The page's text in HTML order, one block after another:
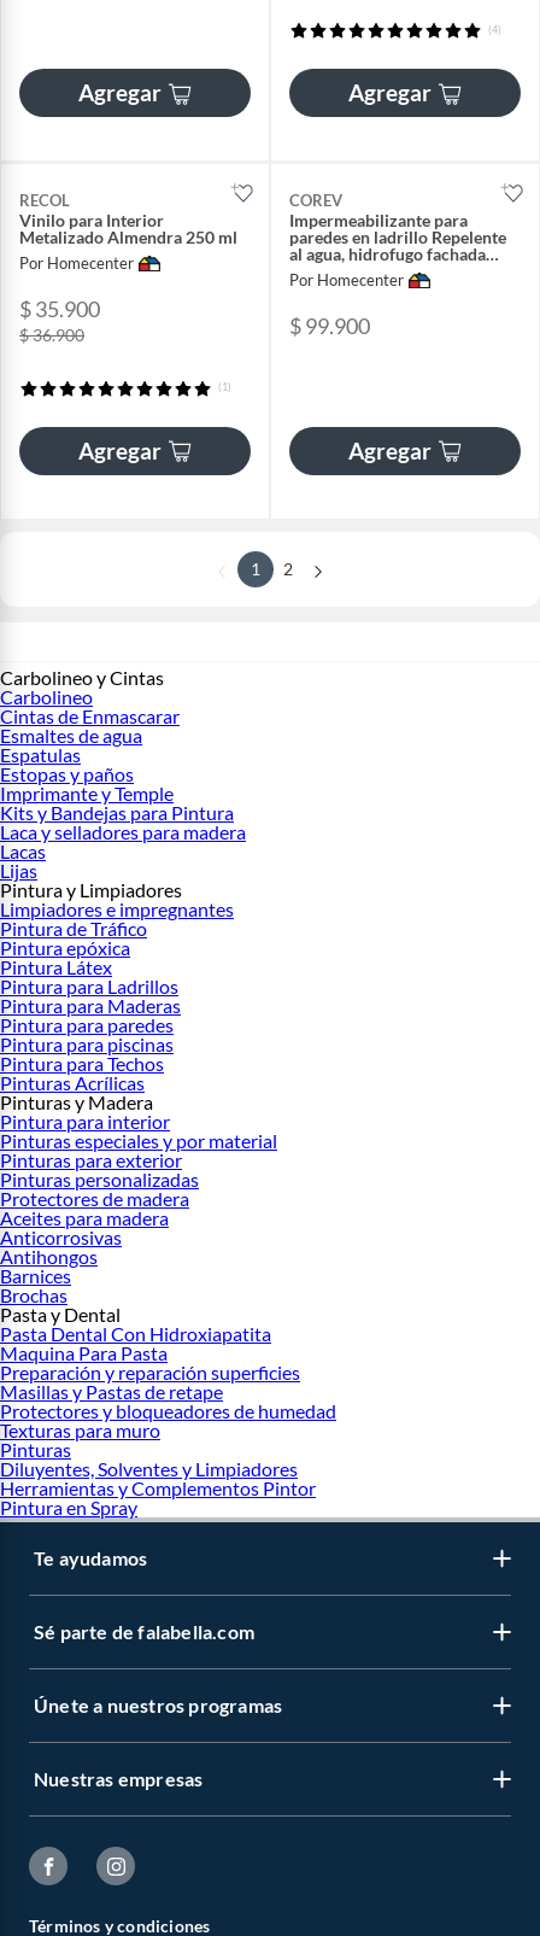
Agregar
(4)
Agregar
RECOL
Vinilo para Interior
Metalizado Almendra 250 ml
Por Homecenter
$ 35.900
$ 36.900
(1)
Agregar
COREV
Impermeabilizante para
paredes en ladrillo Repelente
al agua, hidrofugo fachada
transparente Imperbrick galón
Por Homecenter
$ 99.900
Agregar
1 2
Carbolineo y Cintas
Carbolineo
Cintas de Enmascarar
Esmaltes de agua
Espatulas
Estopas y paños
Imprimante y Temple
Kits y Bandejas para Pintura
Laca y selladores para madera
Lacas
Lijas
Pintura y Limpiadores
Limpiadores e impregnantes
Pintura de Tráfico
Pintura epóxica
Pintura Látex
Pintura para Ladrillos
Pintura para Maderas
Pintura para paredes
Pintura para piscinas
Pintura para Techos
Pinturas Acrílicas
Pinturas y Madera
Pintura para interior
Pinturas especiales y por material
Pinturas para exterior
Pinturas personalizadas
Protectores de madera
Aceites para madera
Anticorrosivas
Antihongos
Barnices
Brochas
Pasta y Dental
Pasta Dental Con Hidroxiapatita
Maquina Para Pasta
Preparación y reparación superficies
Masillas y Pastas de retape
Protectores y bloqueadores de humedad
Texturas para muro
Pinturas
Diluyentes, Solventes y Limpiadores
Herramientas y Complementos Pintor
Pintura en Spray
Te ayudamos
Sé parte de falabella.com
Únete a nuestros programas
Nuestras empresas
Términos y condiciones